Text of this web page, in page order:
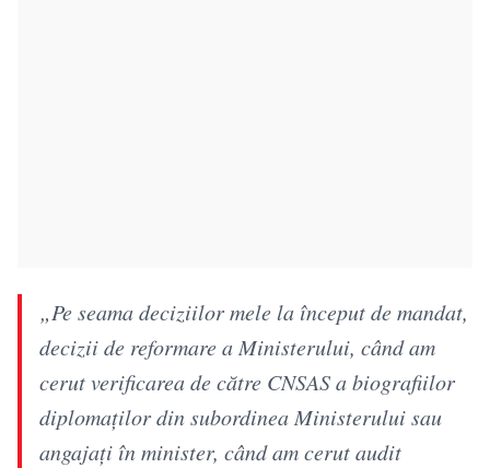
„Pe seama deciziilor mele la început de mandat,
decizii de reformare a Ministerului, când am
cerut verificarea de către CNSAS a biografiilor
diplomaților din subordinea Ministerului sau
angajați în minister, când am cerut audit